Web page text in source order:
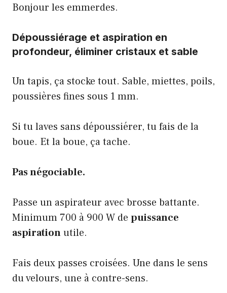
Bonjour les emmerdes.
Dépoussiérage et aspiration en
profondeur, éliminer cristaux et sable
Un tapis, ça stocke tout. Sable, miettes, poils,
poussières fines sous 1 mm.
Si tu laves sans dépoussiérer, tu fais de la
boue. Et la boue, ça tache.
Pas négociable.
Passe un aspirateur avec brosse battante.
Minimum 700 à 900 W de puissance
aspirationutile.
Fais deux passes croisées. Une dans le sens
du velours, une à contre-sens.